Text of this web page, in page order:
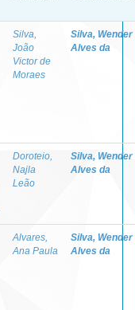
Silva,
João
Victor de
Moraes
Silva, Wender
Alves da
Doroteio,
Najla
Leão
Silva, Wender
Alves da
Alvares,
Ana Paula
Silva, Wender
Alves da